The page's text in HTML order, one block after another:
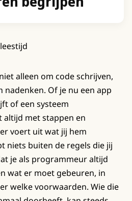
alleen om code schrijven,
nadenken. Of je nu een app
of een systeem
met stappen en
voert uit wat jij hem
niets buiten de regels die jij
je als programmeur altijd
wat er moet gebeuren, in
welke voorwaarden. Wie die